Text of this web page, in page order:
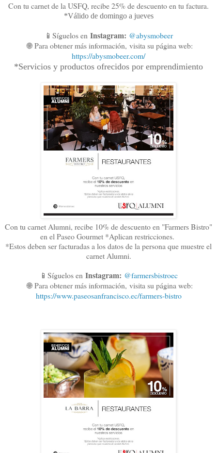
Con tu carnet de la USFQ, recibe 25% de descuento en tu factura.
*Válido de domingo a jueves
📱Síguelos en Instagram: @abysmobeer
🌐Para obtener más información, visita su página web:
https://abysmobeer.com/
*Servicios y productos ofrecidos por emprendimiento
Con tu carnet Alumni, recibe 10% de descuento en "Farmers Bistro"
en el Paseo Gourmet *Aplican restricciones.
*Estos deben ser facturadas a los datos de la persona que muestre el
carnet Alumni.
📱Síguelos en Instagram: @farmersbistroec
🌐Para obtener más información, visita su página web:
https://www.paseosanfrancisco.ec/farmers-bistro